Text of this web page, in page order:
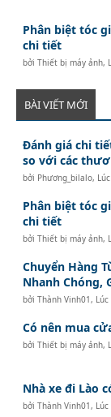
Phân biệt tóc
chi tiết
bởiThiết bị máy ảnh,
BÀI VIẾT MỚI
Đánh giá chi
so với các
bởi Phương_bilalo,
Phân biệt tóc
chi tiết
bởiThiết bị máy ảnh,
Chuyển Hàng
Nhanh Chóng,
bởiThành Vinh01 ,
Có nên mua
bởiThiết bị máy ảnh,
Nhà xe đi Lào
bởiThành Vinh01 ,